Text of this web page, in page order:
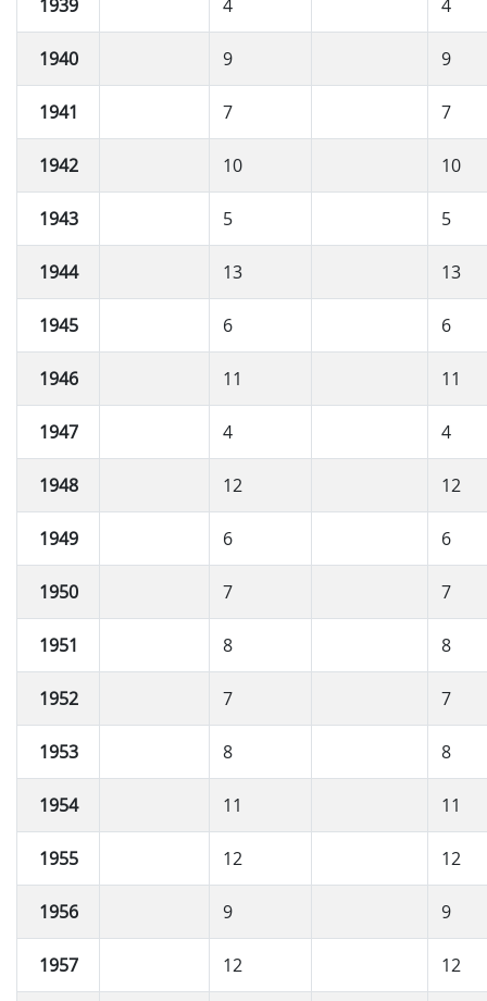
1939 4 4
1940 9 9
1941 7 7
1942 10 10
1943 5 5
1944 13 13
1945 6 6
1946 11 11
1947 4 4
1948 12 12
1949 6 6
1950 7 7
1951 8 8
1952 7 7
1953 8 8
1954 11 11
1955 12 12
1956 9 9
1957 12 12